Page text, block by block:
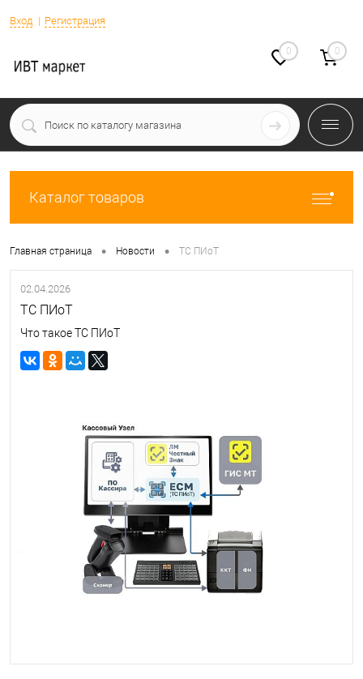
Вход Регистрация
0 0
Каталог товаров
Главная страница • Новости • ТС ПИоТ
02.04.2026
ТС ПИоТ
Что такое ТС ПИоТ